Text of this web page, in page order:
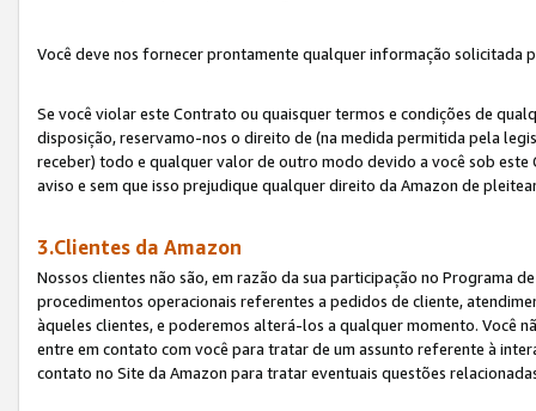
Você deve nos fornecer prontamente qualquer informação solicitada
Se você violar este Contrato ou quaisquer termos e condições de
disposição, reservamo-nos o direito de (na medida permitida pela
receber) todo e qualquer valor de outro modo devido a você sob
aviso e sem que isso prejudique qualquer direito da Amazon de
3.Clientes da Amazon
Nossos clientes não são, em razão da sua participação no Programa
procedimentos operacionais referentes a pedidos de cliente,
àqueles clientes, e poderemos alterá-los a qualquer momento. Você
entre em contato com você para tratar de um assunto referente à
contato no Site da Amazon para tratar eventuais questões